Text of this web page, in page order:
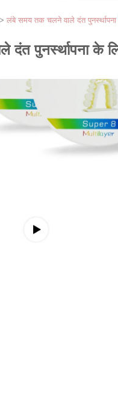
> लंबे समय तक चलने वाले दंत पुनर्स्थापना
पुनर्स्थापना के